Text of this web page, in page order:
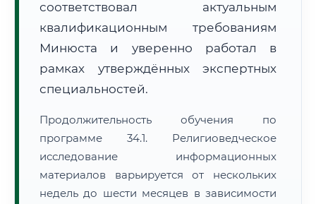
соответствовал актуальным
квалификационным требованиям
Минюста и уверенно работал в
рамках утверждённых экспертных
специальностей.
Продолжительность обучения по
программе 34.1. Религиоведческое
исследование информационных
материалов варьируется от нескольких
недель до шести месяцев в зависимости